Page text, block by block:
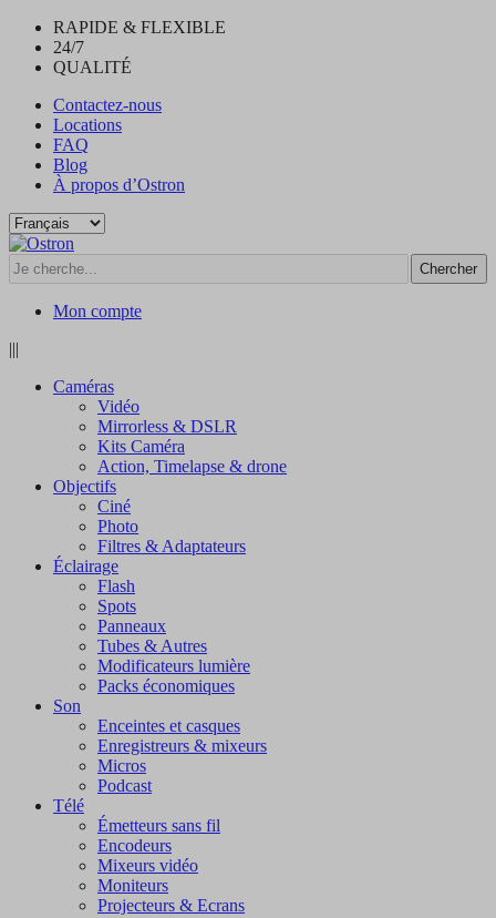
RAPIDE & FLEXIBLE
24/7
QUALITÉ
Contactez-nous
Locations
FAQ
Blog
À propos d’Ostron
Je
cherche...
Chercher
Mon compte
|||
Caméras
Vidéo
Mirrorless & DSLR
Kits Caméra
Action, Timelapse & drone
Objectifs
Ciné
Photo
Filtres & Adaptateurs
Éclairage
Flash
Spots
Panneaux
Tubes & Autres
Modificateurs lumière
Packs économiques
Son
Enceintes et casques
Enregistreurs & mixeurs
Micros
Podcast
Télé
Émetteurs sans fil
Encodeurs
Mixeurs vidéo
Moniteurs
Projecteurs & Ecrans